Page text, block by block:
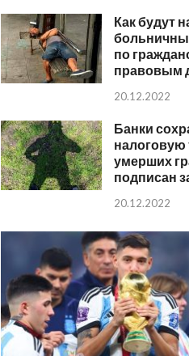
Как будут
по
правовым
20.12.2022
Банки
налоговую
умерших
подписан
20.12.2022